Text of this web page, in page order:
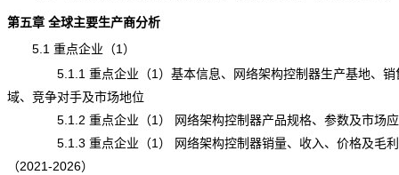
第五章 全球主要生产商分析
5.1 重点企业（1）
5.1.1 重点企业（1）基本信息、网络架构控制器生产基地、销
域、竞争对手及市场地位
5.1.2 重点企业（1） 网络架构控制器产品规格、参数及市场
5.1.3 重点企业（1） 网络架构控制器销量、收入、价格及毛
（2021-2026）